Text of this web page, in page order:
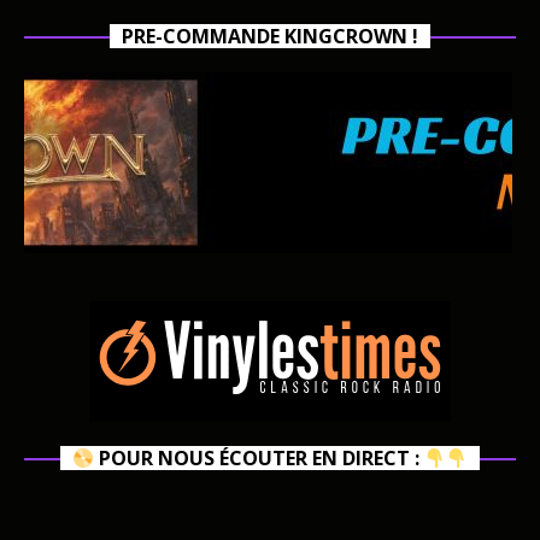
PRE-COMMANDE KINGCROWN !
POUR NOUS ÉCOUTER EN DIRECT :